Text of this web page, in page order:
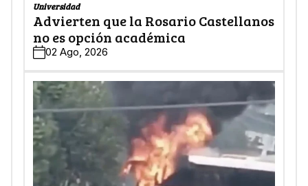
Universidad
Advierten que la Rosario Castellanos
no es opción académica
02 Ago, 2026